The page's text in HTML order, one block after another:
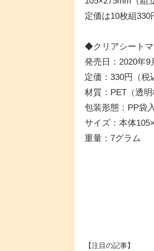
定価は10枚組330
◆クリアシートマ
発売日：2020年9
定価：330円（税
材質：PET（透明
包装形態：PP袋
サイズ：本体
重量：7グラム
【注目の記事】